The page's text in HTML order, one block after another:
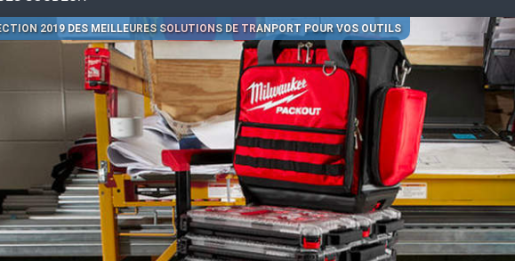
2019 DES MEILLEURES SOLUTIONS DE TRANPORT POUR VOS OUTILS